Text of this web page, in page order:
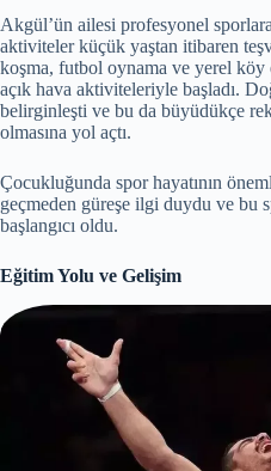
Akgül’ün ailesi profesyonel
aktiviteler küçük yaştan itibaren
koşma, futbol oynama ve yerel
açık hava aktiviteleriyle başladı.
belirginleşti ve bu da büyüdükçe
olmasına yol açtı.
Çocukluğunda spor hayatının
geçmeden güreşe ilgi duydu ve bu
başlangıcı oldu.
Eğitim Yolu ve Gelişim